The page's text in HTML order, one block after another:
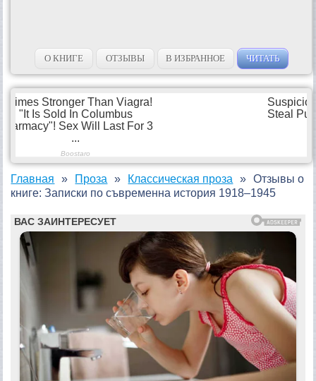
О КНИГЕ ОТЗЫВЫ В ИЗБРАННОЕ ЧИТАТЬ
Главная Проза Классическая проза
Отзывы о
книге: Записки по съвременна история 1918–1945